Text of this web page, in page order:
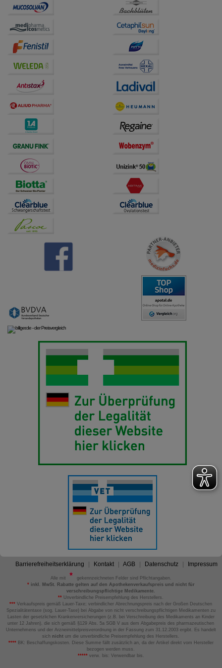
Website weiter für Sie optimieren können, den Inhalt
Drittseiten möglichst relevant für Sie zu gestalten.
Dritte wie z.B. Google oder soziale Medien
Barrierefreiheitserklärung Kontakt AGB Datenschutz Impressum
Alle mit
gekennzeichneten Felder sind Pflichtangaben.
*inkl. MwSt. Rabatte gelten auf den Apothekenverkaufspreis und nicht für
verschreibungspflichtige Medikamente.
** Unverbindliche Preisempfehlung des Herstellers.
*** Verkaufspreis gemäß Lauer-Taxe; verbindlicher Abrechnungspreis nach der Großen Deutschen
Spezialitätentaxe (sog. Lauer-Taxe) bei Abgabe von nicht verschreibungspflichtigen Medikamenten zu
Lasten der gesetzlichen Krankenversicherungen (z.B. bei Verschreibung des Medikaments an Kinder
unter 12 Jahren), die sich gemäß §129 Abs. 5a SGB V aus dem Abgabepreis des pharmazeutischen
Unternehmens und der Arzneimittelpreisverordnung in der Fassung zum 31.12.2003 ergibt. Es handelt
sich nicht um die unverbindliche Preisempfehlung des Herstellers.
****BK: Beschaffungskosten. Diese Summe fällt zusätzlich an, da der Artikel direkt vom Hersteller
bezogen werden muss.
*****verw. bis: Verwendbar bis.